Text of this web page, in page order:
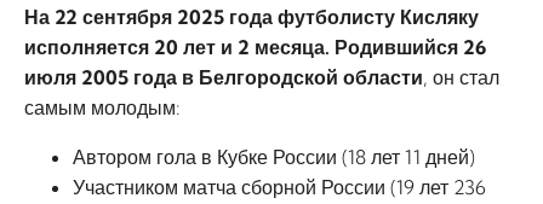
На 22 сентября 2025 года футболисту Кисляку
исполняется 20 лет и 2 месяца. Родившийся 26
июля 2005 года в Белгородской области, он стал
самым молодым:
Автором гола в Кубке России (18 лет 11 дней)
Участником матча сборной России (19 лет 236